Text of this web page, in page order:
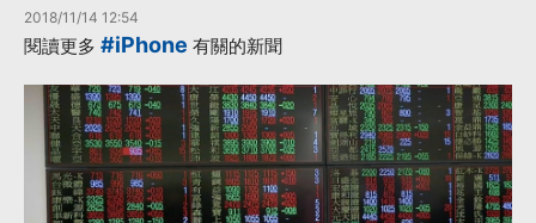
2018/11/14 12:54
閱讀更多 #iPhone 有關的新聞